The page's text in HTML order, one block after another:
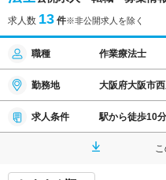
求人数 13 件※非公開求人を除く
職種 作業療法士
勤務地 大阪府大阪市
求人条件 駅から徒歩10